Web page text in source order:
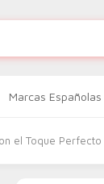
Marcas Españolas
el Toque